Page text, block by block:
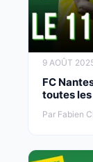
9 AOÛT
FC
toutes
Par Fabien